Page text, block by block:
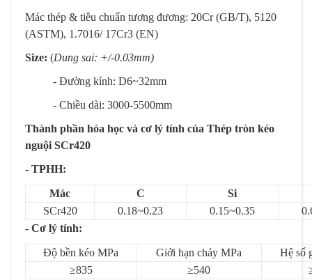
Mác thép & tiêu chuẩn tương đương: 20Cr (GB/T), 5120
(ASTM), 1.7016/ 17Cr3 (EN)
Size: (Dung sai: +/-0.03mm)
- Đường kính: D6~32mm
- Chiều dài: 3000-5500mm
Thành phần hóa học và cơ lý tính của Thép tròn kéo
nguội SCr420
- TPHH:
Mác C
Si
SCr420
0.18~0.23 0.15~0.35
- Cơ lý tính:
Độ bền kéo MPa Giới hạn chảy MPa
Hệ số
≥835
≥540